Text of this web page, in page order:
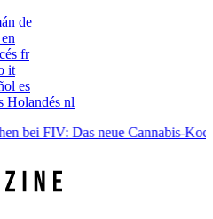
de
en
fr
it
es
Holandés nl
FIV: Das neue Cannabis-